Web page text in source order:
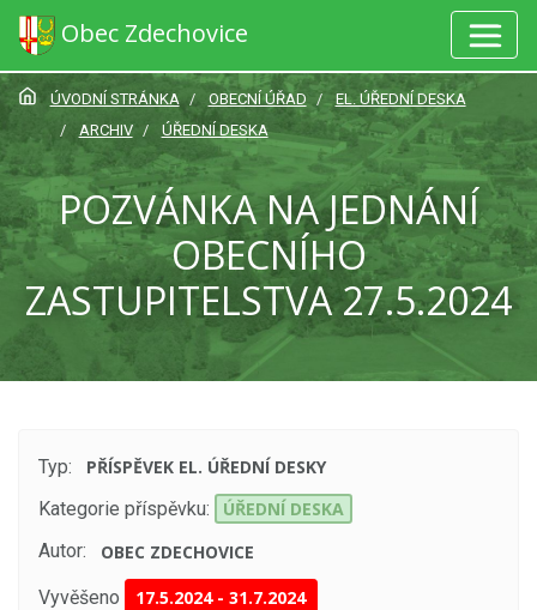
Obec Zdechovice
ÚVODNÍ STRÁNKA OBECNÍ ÚŘAD
EL. ÚŘEDNÍ DESKA
ARCHIV
ÚŘEDNÍ DESKA
POZVÁNKA NA JEDNÁNÍ
OBECNÍHO
ZASTUPITELSTVA 27.5.2024
Typ:
PŘÍSPĚVEK EL. ÚŘEDNÍ DESKY
Kategorie příspěvku:
ÚŘEDNÍ DESKA
Autor:
OBEC ZDECHOVICE
Vyvěšeno 17.5.2024-31.7.2024